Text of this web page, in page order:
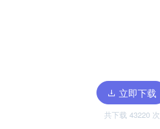
立即下载
共下载 43220 次